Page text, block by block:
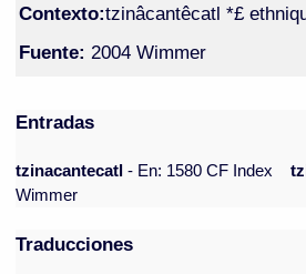
Contexto:tzinâcantêcatl *£
Fuente: 2004 Wimmer
Entradas
tzinacantecatl- En: 1580 CF Index
Wimmer
Traducciones